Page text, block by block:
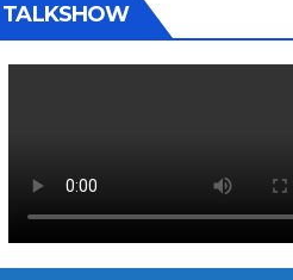
TALKSHOW